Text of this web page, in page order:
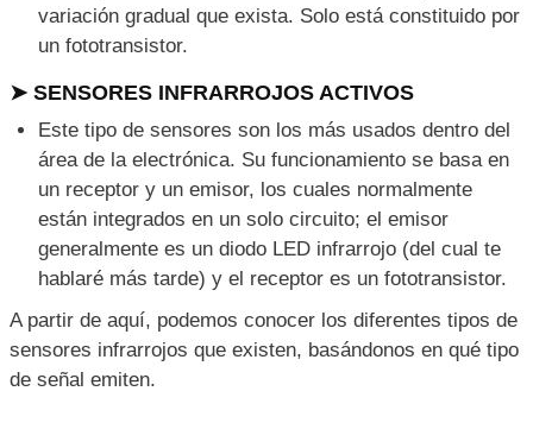
variación gradual que exista. Solo está constituido por
un fototransistor.
➤ SENSORES INFRARROJOS ACTIVOS
Este tipo de sensores son los más usados dentro del
área de la electrónica. Su funcionamiento se basa en
un receptor y un emisor, los cuales normalmente
están integrados en un solo circuito; el emisor
generalmente es un diodo LED infrarrojo (del cual te
hablaré más tarde) y el receptor es un fototransistor.
A partir de aquí, podemos conocer los diferentes tipos de
sensores infrarrojos que existen, basándonos en qué tipo
de señal emiten.